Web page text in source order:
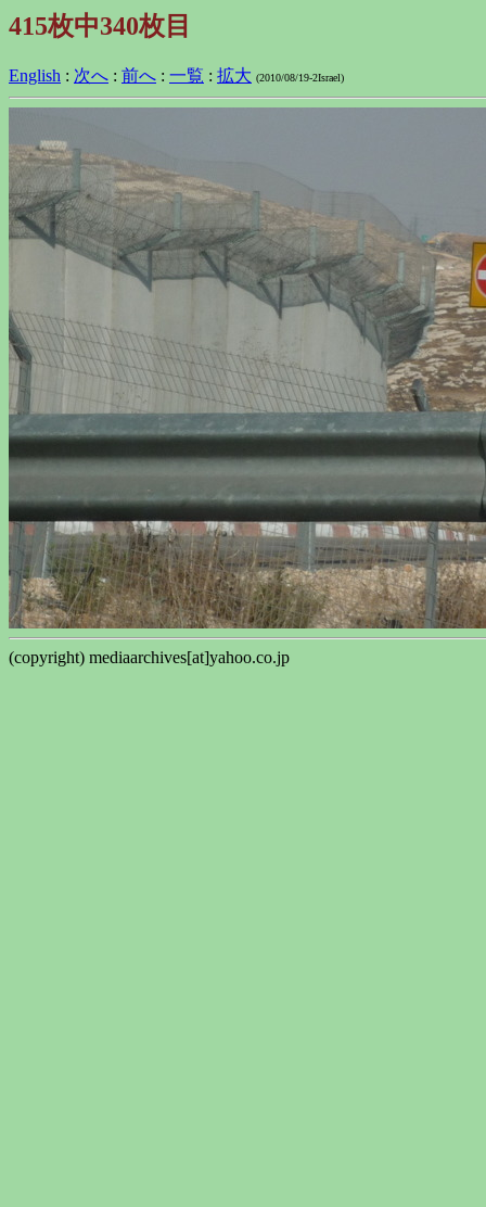
415枚中340枚目
English : 次へ : 前へ : 一覧 : 拡大 (2010/08/19-2Israel)
(copyright) mediaarchives[at]yahoo.co.jp